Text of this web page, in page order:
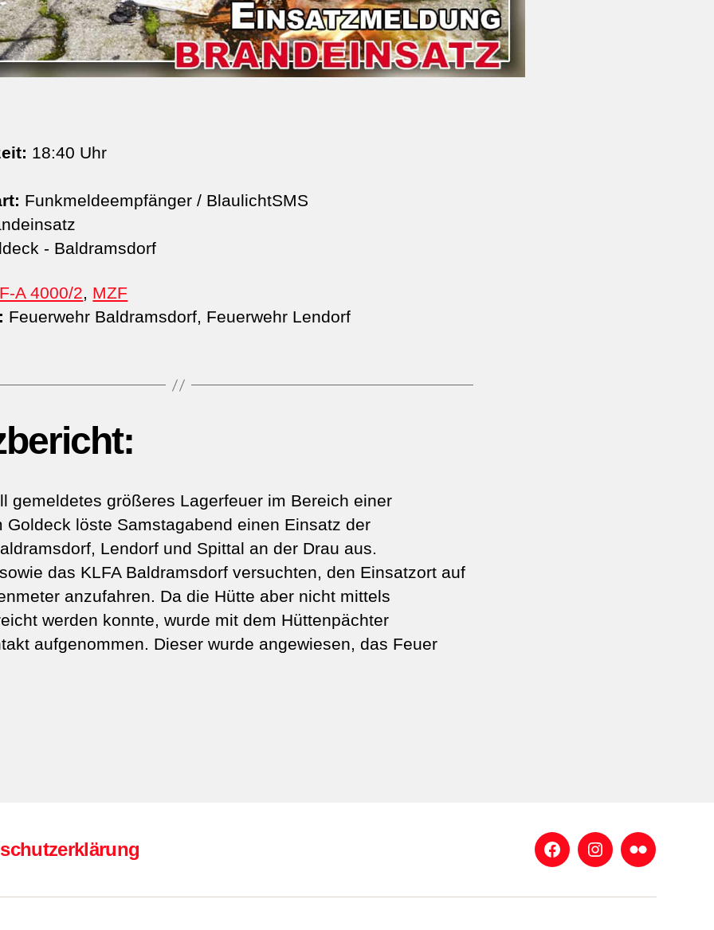
18:40 Uhr
Funkmeldeempfänger / BlaulichtSMS
- Baldramsdorf
A 4000/2, MZF
Feuerwehr Baldramsdorf, Feuerwehr Lendorf
gemeldetes größeres Lagerfeuer im Bereich einer
Goldeck löste Samstagabend einen Einsatz der
Lendorf und Spittal an der Drau aus.
das KLFA Baldramsdorf versuchten, den Einsatzort auf
anzufahren. Da die Hütte aber nicht mittels
werden konnte, wurde mit dem Hüttenpächter
aufgenommen. Dieser wurde angewiesen, das Feuer
FacebookInstagram
Flickr